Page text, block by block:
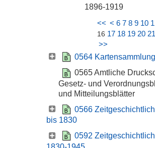
1896-1919
<< < 6 7 8 9 10
16 17 18 19 20 21
>>
0564 Kartensammlung
0565 Amtliche
Gesetz- und
und Mitteilungsblätter
0566
bis 1830
0592